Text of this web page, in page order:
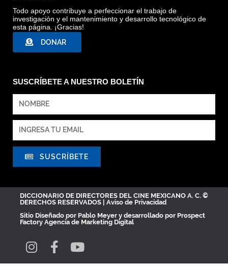
Todo apoyo contribuye a perfeccionar el trabajo de
investigación y el mantenimiento y desarrollo tecnológico de
esta página. ¡Gracias!
DONAR
SUSCRÍBETE A NUESTRO BOLETÍN
SUSCRÍBETE
DICCIONARIO DE DIRECTORES DEL CINE MEXICANO A. C. ©
DERECHOS RESERVADOS | Aviso de Privacidad
Sitio Diseñado por Pablo Meyer y desarrollado por Prospect
Factory Agencia de Marketing Digital